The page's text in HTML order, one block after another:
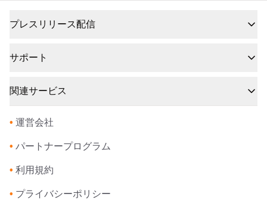
プレスリリース配信
サポート
関連サービス
• 運営会社
• パートナープログラム
• 利用規約
• プライバシーポリシー